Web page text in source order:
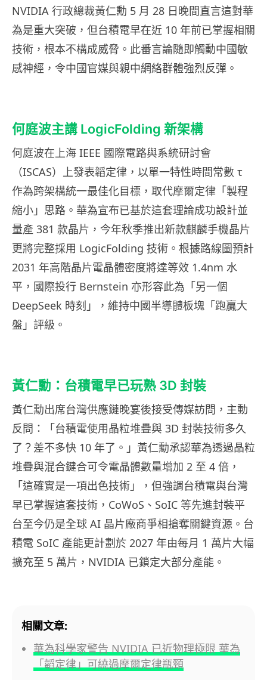
NVIDIA 行政總裁黃仁勳 5 月 28 日晚間直言這對華
為是重大突破，但台積電早在近 10 年前已掌握相關
技術，根本不構成威脅。此番言論隨即觸動中國敏
感神經，令中國官媒與親中網絡群體強烈反彈。
何庭波主講 LogicFolding 新架構
何庭波在上海 IEEE 國際電路與系統研討會
（ISCAS）上發表韜定律，以單一特性時間常數 τ
作為跨架構統一最佳化目標，取代摩爾定律「製程
縮小」思路。華為宣布已基於這套理論成功設計並
量產 381 款晶片，今年秋季推出新款麒麟手機晶片
更將完整採用 LogicFolding 技術。根據路線圖預計
2031 年高階晶片電晶體密度將達等效 1.4nm 水
平，國際投行 Bernstein 亦形容此為「另一個
DeepSeek 時刻」，維持中國半導體板塊「跑贏大
盤」評級。
黃仁勳：台積電早已玩熟 3D 封裝
黃仁勳出席台灣供應鏈晚宴後接受傳媒訪問，主動
反問：「台積電使用晶粒堆疊與 3D 封裝技術多久
了？差不多快 10 年了。」黃仁勳承認華為透過晶粒
堆疊與混合鍵合可令電晶體數量增加 2 至 4 倍，
「這確實是一項出色技術」，但強調台積電與台灣
早已掌握這套技術，CoWoS、SoIC 等先進封裝平
台至今仍是全球 AI 晶片廠商爭相搶奪關鍵資源。台
積電 SoIC 產能更計劃於 2027 年由每月 1 萬片大幅
擴充至 5 萬片，NVIDIA 已鎖定大部分產能。
相關文章:
華為科學家警告 NVIDIA 已近物理極限 華為
「韜定律」可繞過摩爾定律瓶頸